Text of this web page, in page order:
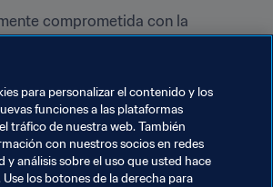
comprometida con la
y seguirá manteniendo una
cero contra semejantes actos
sujetas a su jurisdicción.
para personalizar el contenido y los
funciones a las plataformas
tráfico de nuestra web. También
con nuestros socios en redes
y análisis sobre el uso que usted hace
los botones de la derecha para